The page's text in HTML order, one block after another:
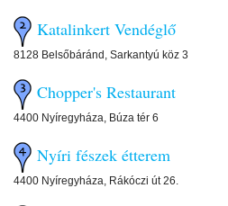
Katalinkert Vendéglő
8128 Belsőbáránd, Sarkantyú köz 3
Chopper's Restaurant
4400 Nyíregyháza, Búza tér 6
Nyíri fészek étterem
4400 Nyíregyháza, Rákóczi út 26.